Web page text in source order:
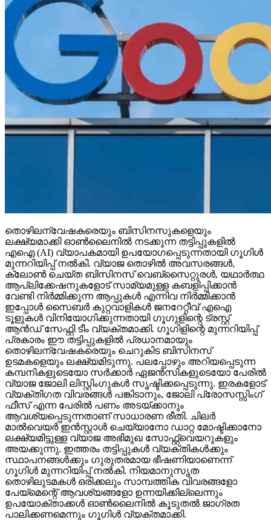
തൊഴിലന്വേഷകരെയും ബിസിനസുകളെയും
ലക്ഷ്യമാക്കി ഓണ്‍ലൈനില്‍ നടക്കുന്ന തട്ടിപ്പുകളില്‍
എഐ (AI) വ്യാപകമായി ഉപയോഗപ്പെടുന്നതായി ഗൂഗിള്‍
മുന്നറിയിപ്പ് നല്‍കി. വ്യാജ തൊഴില്‍ അവസരങ്ങള്‍,
ക്ലോണ്‍ ചെയ്ത ബിസിനസ് വെബ്‌സൈറ്റുരള്‍, യഥാര്‍ത്ഥ
ആപ്ലിക്കേഷനുകളോട് സാമ്യമുള്ള കബളിപ്പിക്കാന്‍
വേണ്ടി നിര്‍മ്മിക്കുന്ന ആപ്പുകള്‍ എന്നിവ നിര്‍മ്മിക്കാന്‍
ഇപ്പോള്‍ സൈബര്‍ കുറ്റവാളികള്‍ ജനറേറ്റീവ് എഐ
ടൂളുകള്‍ വിനിയോഗിക്കുന്നതായി ഗൂഗുളിന്റെ ട്രസ്റ്റ്
ആന്‍ഡ് സേഫ്റ്റി ടീം വ്യക്തമാക്കി. ഗൂഗിളിന്റെ മുന്നറിയിപ്പ്
പ്രകാരം ഈ തട്ടിപ്പുകളില്‍ പ്രധാനമായും
തൊഴിലന്വേഷകരെയും ചെറുകിട ബിസിനസ്
ഉടമകളെയും ലക്ഷ്യമിടുന്നു. പലപ്പോഴും അറിയപ്പെടുന്ന
കമ്പനികളുടെയോ സര്‍ക്കാര്‍ ഏജന്‍സികളുടെയോ പേരില്‍
വ്യാജ ജോലി ലിസ്റ്റിംഗുകള്‍ സൃഷ്ടിക്കപ്പെടുന്നു. ഇരകളോട്
വ്യക്തിഗത വിവരങ്ങള്‍ പങ്കിടാനും, ജോലി പ്രോസസ്സിംഗ്
ഫീസ് എന്ന പേരില്‍ പണം അടയ്ക്കാനും
ആവശ്യപ്പെടുന്നതാണ് സാധാരണ രീതി. ചിലര്‍
മാല്‍വെയര്‍ ഇന്‍സ്റ്റാള്‍ ചെയ്യാനോ ഡാറ്റ മോഷ്ടിക്കാനോ
ലക്ഷ്യമിട്ടുള്ള വ്യാജ അഭിമുഖ സോഫ്റ്റ്‌വെയറുകളും
അയക്കുന്നു. ഇത്തരം തട്ടിപ്പുകള്‍ വ്യക്തികള്‍ക്കും
സ്ഥാപനങ്ങള്‍ക്കും ഗുരുതരമായ ഭീഷണിയാണെന്ന്
ഗൂഗിള്‍ മുന്നറിയിപ്പ് നല്‍കി. നിയമാനുസൃത
തൊഴിലുടമകള്‍ ഒരിക്കലും സാമ്പത്തിക വിവരങ്ങളോ
പേയ്‌മെന്റെ് ആവശ്യങ്ങളോ ഉന്നയിക്കില്ലെന്നും
ഉപയോക്താക്കള്‍ ഓണ്‍ലൈനില്‍ കൂടുതല്‍ ജാഗ്രത
പാലിക്കണമെന്നും ഗൂഗിള്‍ വ്യക്തമാക്കി.